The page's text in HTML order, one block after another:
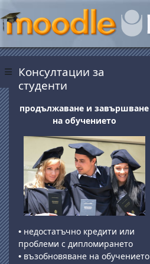
Страничен панел
Блокове
Консултации за
студенти
продължаване и завършване
на обучението
• недостатъчно кредити или
проблеми с дипломирането
• възобновяване на обучението